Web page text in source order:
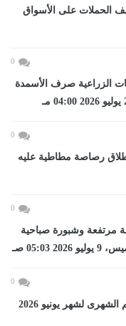
الحملات على الأسواق
0
الزراعية صرف الأسمدة
0
رصاصة مطاطية عليه
0
يوليو 2026.. رطوبة مرتفعة وشبورة صباحية
صـ
0